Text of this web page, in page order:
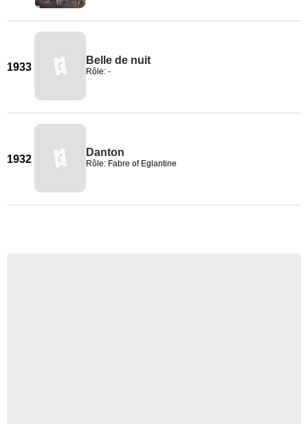
1933
Belle de nuit
Rôle: -
1932
Danton
Rôle: Fabre of Eglantine